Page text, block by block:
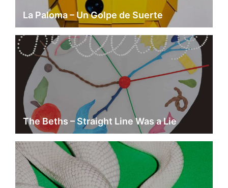
La Paloma – Un Golpe de Suerte
The Beths – Straight Line Was a Lie